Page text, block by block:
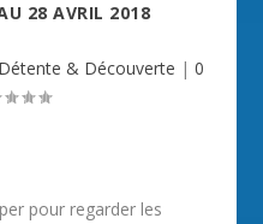
28 AVRIL 2018
Détente & Découverte | 0
pour regarder les